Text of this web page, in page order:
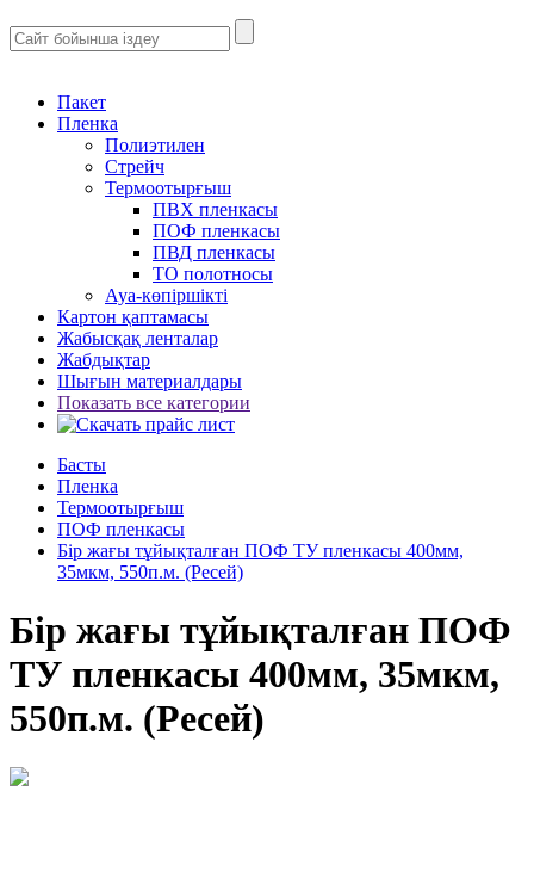
Пакет
Пленка
Полиэтилен
Стрейч
Термоотырғыш
ПВХ пленкасы
ПОФ пленкасы
ПВД пленкасы
ТО полотносы
Ауа-көпіршікті
Картон қаптамасы
Жабысқақ ленталар
Жабдықтар
Шығын материалдары
Показать все категории
Басты
Пленка
Термоотырғыш
ПОФ пленкасы
Бір жағы тұйықталған ПОФ ТУ пленкасы 400мм,
35мкм, 550п.м. (Ресей)
Бір жағы тұйықталған ПОФ
ТУ пленкасы 400мм, 35мкм,
550п.м. (Ресей)